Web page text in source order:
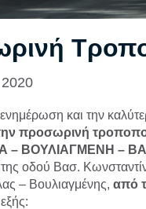
και την
προσωρινή
– ΒΟΥΛΙΑΓΜΕΝΗ –
οδού Βασ.
– Βουλιαγμένης, από